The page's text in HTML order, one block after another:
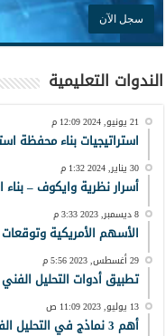
الندوات التعليمية
21 يونيو, 2024 12:09 م
استراتيجيات بناء محفظة
30 يناير, 2024 1:32 م
أسرار نظرية وايكوف – بناء
8 ديسمبر, 2023 3:33 م
الأسهم الأمريكية وتوقعات 2024 – استراتيجيات وفرص أهم 5
29 أغسطس, 2023 5:56 م
تطبيق أدوات التحليل
13 يوليو, 2023 11:09 ص
أهم 3 نماذج في التحليل الفني